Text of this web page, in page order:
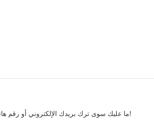
ما عليك سوى ترك بريدك الإلكتروني أو رقم هاتفك في نموذج الاتصال حتى نتمكن من إرسال عرض أسعار مجاني لمجموعتنا الواسعة من التصاميم!